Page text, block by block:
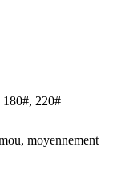
220#
moyennement